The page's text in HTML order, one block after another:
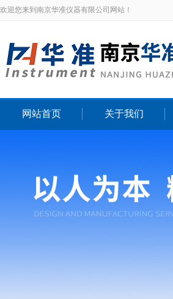
欢迎您来到南京华准仪器有限公司网站！
网站首页 关于我们